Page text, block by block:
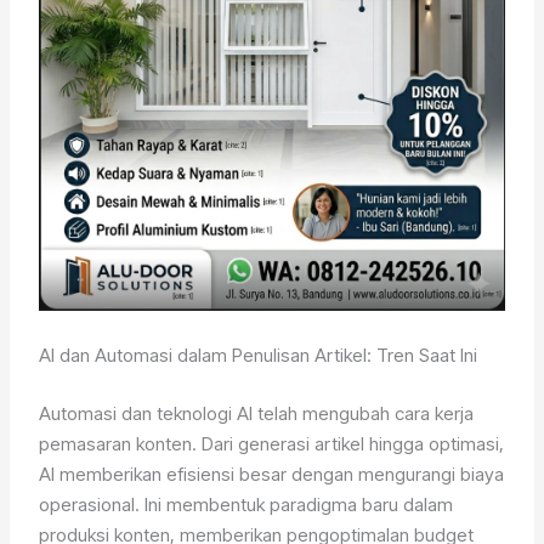
AI dan Automasi dalam Penulisan Artikel: Tren Saat Ini
Automasi dan teknologi AI telah mengubah cara kerja
pemasaran konten. Dari generasi artikel hingga optimasi,
AI memberikan efisiensi besar dengan mengurangi biaya
operasional. Ini membentuk paradigma baru dalam
produksi konten, memberikan pengoptimalan budget